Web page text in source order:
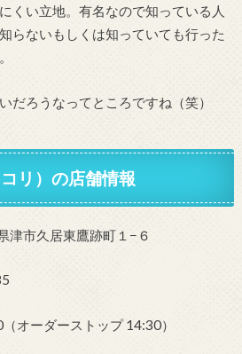
くい立地。有名なので知っている人
らないもしくは知っていても行った
だろうなってところですね（笑）
リ）の店舗情報
津市久居東鷹跡町１−６
オーダーストップ 14:30）